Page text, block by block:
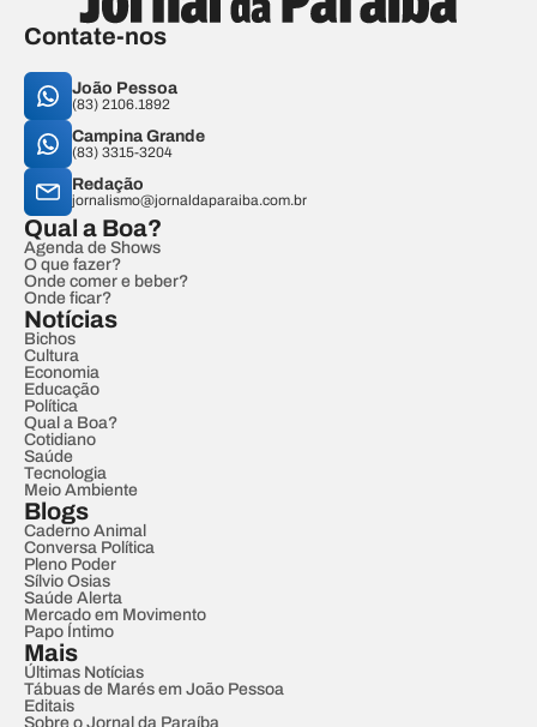
Contate-nos
João Pessoa
(83) 2106.1892
Campina Grande
(83) 3315-3204
Redação
jornalismo@jornaldaparaiba.com.br
Qual a Boa?
Agenda de Shows
O que fazer?
Onde comer e beber?
Onde ficar?
Notícias
Bichos
Cultura
Economia
Educação
Política
Qual a Boa?
Cotidiano
Saúde
Tecnologia
Meio Ambiente
Blogs
Caderno Animal
Conversa Política
Pleno Poder
Sílvio Osias
Saúde Alerta
Mercado em Movimento
Papo Íntimo
Mais
Últimas Notícias
Tábuas de Marés em João Pessoa
Editais
Sobre o Jornal da Paraíba